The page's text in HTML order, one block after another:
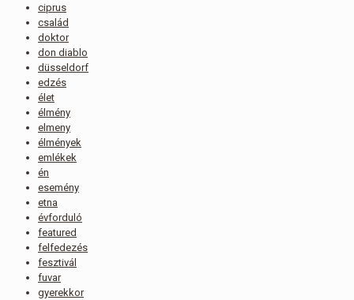
ciprus
család
doktor
don diablo
düsseldorf
edzés
élet
élmény
elmeny
élmények
emlékek
én
esemény
etna
évforduló
featured
felfedezés
fesztivál
fuvar
gyerekkor